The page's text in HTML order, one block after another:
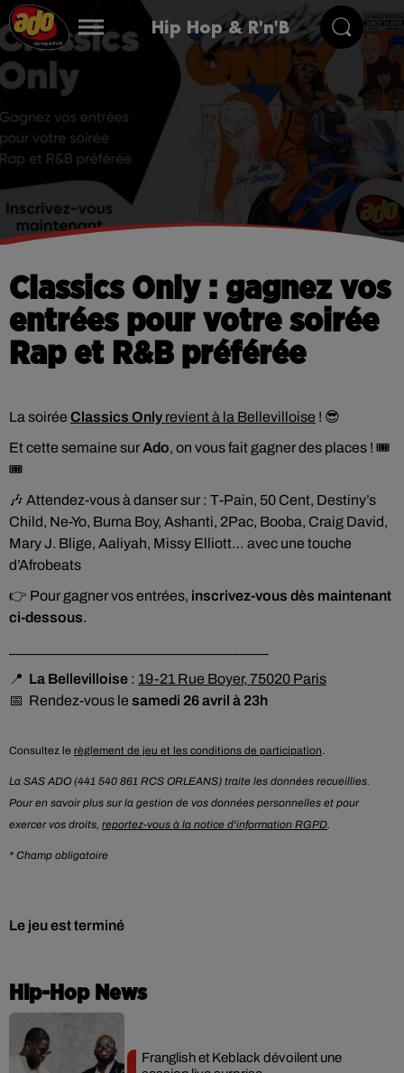
Hip Hop & R'n'B
Classics Only : gagnez vos
entrées pour votre soirée
Rap et R&B préférée
La soirée Classics Only revient à la Bellevilloise ! 😎
Et cette semaine surAdo, on vous fait gagner des places ! 🎟️
🎟️
🎶 Attendez-vous à danser sur : T-Pain, 50 Cent, Destiny’s
Child, Ne-Yo, Burna Boy, Ashanti, 2Pac, Booba, Craig David,
Mary J. Blige, Aaliyah, Missy Elliott… avec une touche
d’Afrobeats
👉 Pour gagner vos entrées, inscrivez-vous dès maintenant
ci-dessous.
📍 La Bellevilloise : 19-21 Rue Boyer, 75020 Paris
📅 Rendez-vous le samedi 26 avril à 23h
Consultez le règlement de jeu et les conditions de participation.
La SAS ADO (441 540 861 RCS ORLEANS) traite les données recueillies.
Pour en savoir plus sur la gestion de vos données personnelles et pour
exercer vos droits, reportez-vous à la notice d'information RGPD.
* Champ obligatoire
Le jeu est terminé
Hip-Hop News
Franglish et Keblack dévoilent une